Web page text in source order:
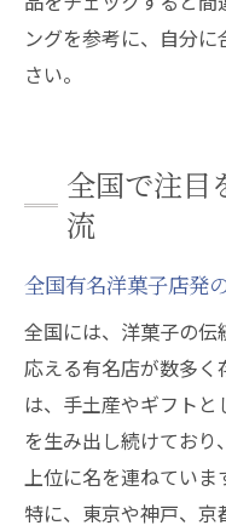
ングを参考に、自分
さい。
全国で注目
流
全国有名洋菓子店発
全国には、洋菓子の伝
応える有名店が数多く
は、手土産やギフト
を生み出し続けてお
上位に名を連ねていま
特に、東京や神戸、京